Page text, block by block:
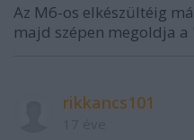
Az M6-os elkészültéig
majd szépen megoldja
rikkancs101